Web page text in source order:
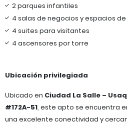
2 parques infantiles
4 salas de negocios y espacios
4 suites para visitantes
4 ascensores por torre
Ubicación privilegiada
Ubicado en Ciudad La Salle –
#172A-51, este apto se encuentra
una excelente conectividad y